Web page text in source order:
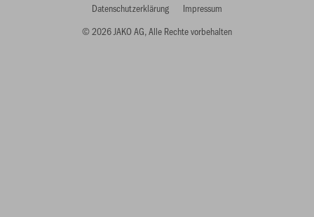
© 2026 JAKO AG, Alle Rechte vorbehalten
Datenschutzerklärung
Impressum